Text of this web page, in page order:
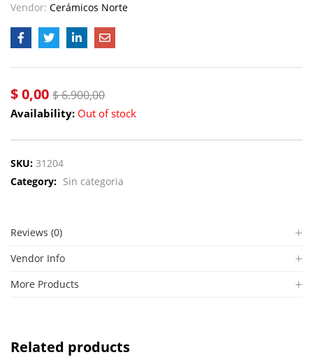
Vendor: Cerámicos Norte
$0,00 $6.900,00
Availability: Out of stock
SKU: 31204
Category: Sin categoria
Reviews (0)
Vendor Info
More Products
Related products